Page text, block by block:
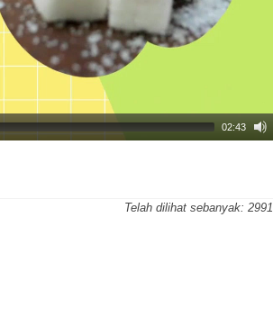
02:43
Telah dilihat sebanyak: 2991